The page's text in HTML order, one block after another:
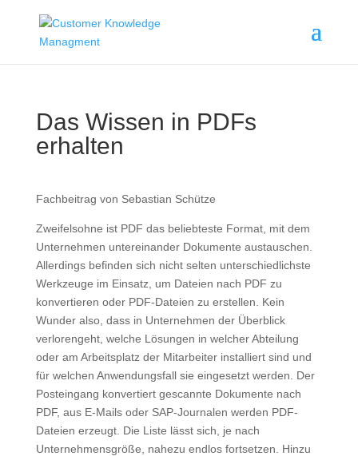
Das Wissen in PDFs
erhalten
Fachbeitrag von Sebastian Schütze
Zweifelsohne ist PDF das beliebteste Format, mit dem
Unternehmen untereinander Dokumente austauschen.
Allerdings befinden sich nicht selten unterschiedlichste
Werkzeuge im Einsatz, um Dateien nach PDF zu
konvertieren oder PDF-Dateien zu erstellen. Kein
Wunder also, dass in Unternehmen der Überblick
verlorengeht, welche Lösungen in welcher Abteilung
oder am Arbeitsplatz der Mitarbeiter installiert sind und
für welchen Anwendungsfall sie eingesetzt werden. Der
Posteingang konvertiert gescannte Dokumente nach
PDF, aus E-Mails oder SAP-Journalen werden PDF-
Dateien erzeugt. Die Liste lässt sich, je nach
Unternehmensgröße, nahezu endlos fortsetzen. Hinzu